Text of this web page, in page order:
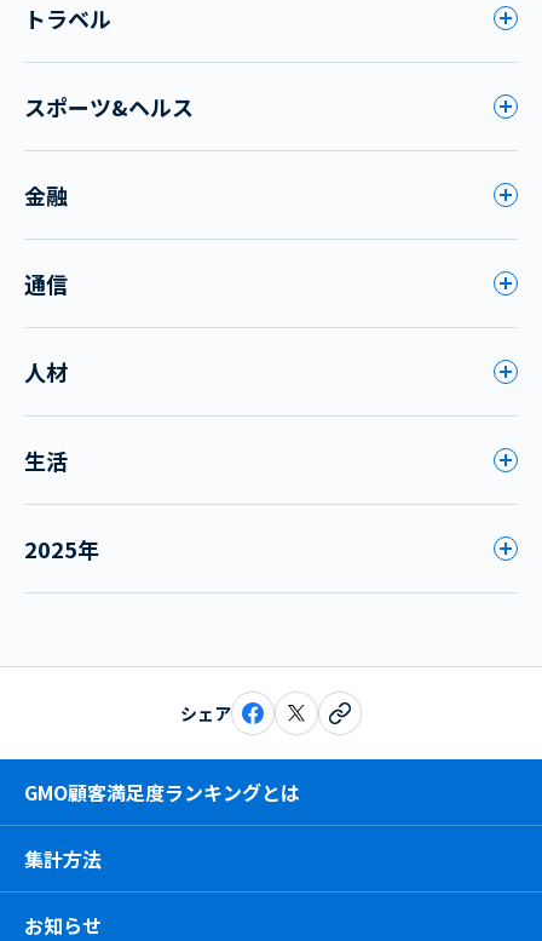
トラベル
スポーツ&ヘルス
金融
通信
人材
生活
2025年
シェア
GMO顧客満足度ランキングとは
集計方法
お知らせ